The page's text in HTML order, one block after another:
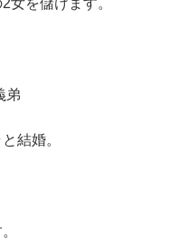
女を儲けます。
弟
結婚。